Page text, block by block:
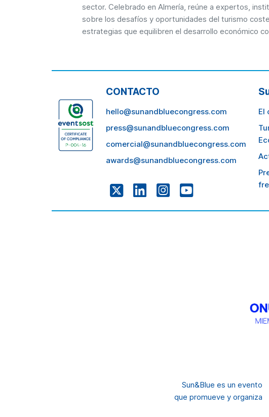
sector. Celebrado en Almería, reúne a expertos,
sobre los desafíos y oportunidades del turismo
estrategias que equilibren el desarrollo económico
CONTACTO
hello@sunandbluecongress.com
press@sunandbluecongress.com
comercial@sunandbluecongress.com
awards@sunandbluecongress.com
El
Sun&Blue es un evento
que promueve y organiza